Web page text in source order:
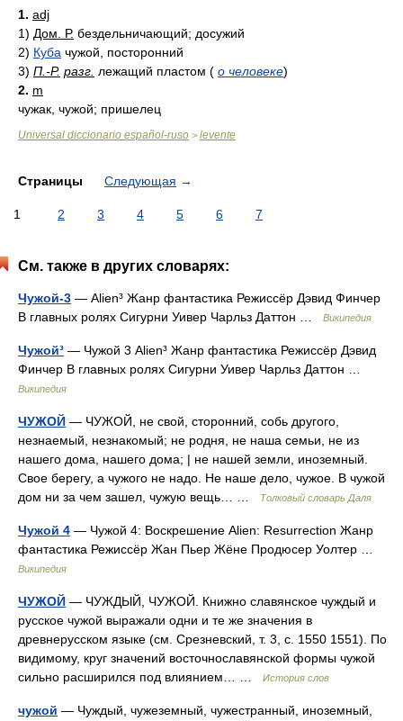
1. adj
1) Дом. Р. бездельничающий; досужий
2) Куба чужой, посторонний
3) П.-Р. разг. лежащий пластом ( о человеке)
2. m
чужак, чужой; пришелец
Universal diccionario español-ruso > levente
Страницы Следующая →
1 2 3 4 5 6 7
См. также в других словарях:
Чужой-3 — Alien³ Жанр фантастика Режиссёр Дэвид Финчер
В главных ролях Сигурни Уивер Чарльз Даттон …
Википедия
Чужой³ — Чужой 3 Alien³ Жанр фантастика Режиссёр Дэвид
Финчер В главных ролях Сигурни Уивер Чарльз Даттон …
Википедия
ЧУЖОЙ — ЧУЖОЙ, не свой, сторонний, собь другого,
незнаемый, незнакомый; не родня, не наша семьи, не из
нашего дома, нашего дома; | не нашей земли, иноземный.
Свое берегу, а чужого не надо. Не наше дело, чужое. В чужой
дом ни за чем зашел, чужую вещь… …
Толковый словарь Даля
Чужой 4 — Чужой 4: Воскрешение Alien: Resurrection Жанр
фантастика Режиссёр Жан Пьер Жёне Продюсер Уолтер …
Википедия
ЧУЖОЙ — ЧУЖДЫЙ, ЧУЖОЙ. Книжно славянское чуждый и
русское чужой выражали одни и те же значения в
древнерусском языке (см. Срезневский, т. 3, с. 1550 1551). По
видимому, круг значений восточнославянской формы чужой
сильно расширился под влиянием… …
История слов
чужой — Чуждый, чужеземный, чужестранный, иноземный,